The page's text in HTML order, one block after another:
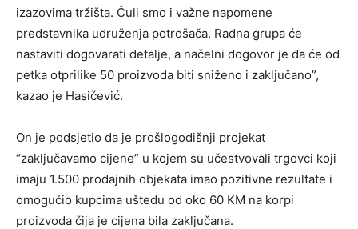
izazovima tržišta. Čuli smo i važne napomene
predstavnika udruženja potrošača. Radna grupa će
nastaviti dogovarati detalje, a načelni dogovor je da će od
petka otprilike 50 proizvoda biti sniženo i zaključano”,
kazao je Hasičević.
On je podsjetio da je prošlogodišnji projekat
“zaključavamo cijene” u kojem su učestvovali trgovci koji
imaju 1.500 prodajnih objekata imao pozitivne rezultate i
omogućio kupcima uštedu od oko 60 KM na korpi
proizvoda čija je cijena bila zaključana.